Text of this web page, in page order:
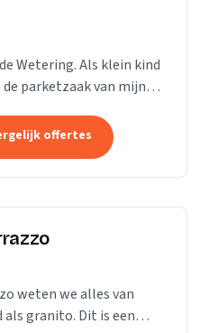
Wetering. Als klein kind
parketzaak van mijn
zelf...offertes
weten we alles van
granito. Dit is een